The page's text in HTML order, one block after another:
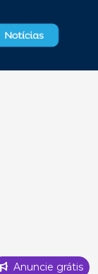
Anuncie grátis